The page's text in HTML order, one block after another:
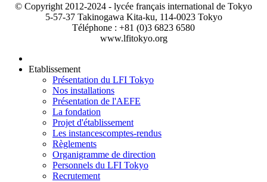
© Copyright 2012-2024 - lycée français international de Tokyo
5-57-37 Takinogawa Kita-ku, 114-0023 Tokyo
Téléphone : +81 (0)3 6823 6580
www.lfitokyo.org
Etablissement
Présentation du LFI Tokyo
Nos installations
Présentation de l'AEFE
La fondation
Projet d'établissement
Les instancescomptes-rendus
Règlements
Organigramme de direction
Personnels du LFI Tokyo
Recrutement